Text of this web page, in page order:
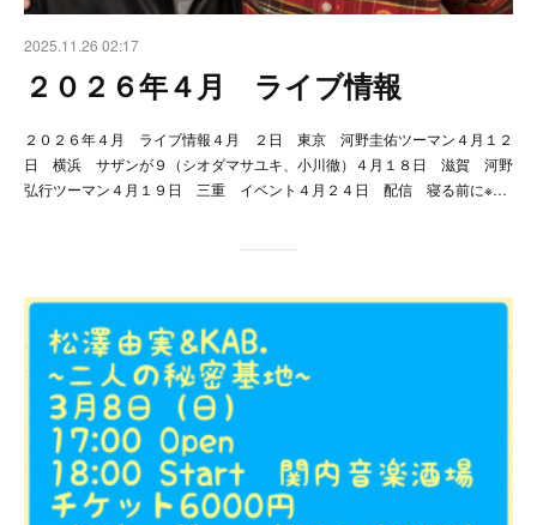
2025.11.26 02:17
２０２６年４月 ライブ情報
２０２６年４月 ライブ情報４月 ２日 東京 河野圭佑ツーマン４月１２
日 横浜 サザンが９（シオダマサユキ、小川徹）４月１８日 滋賀 河野
弘行ツーマン４月１９日 三重 イベント４月２４日 配信 寝る前に※…